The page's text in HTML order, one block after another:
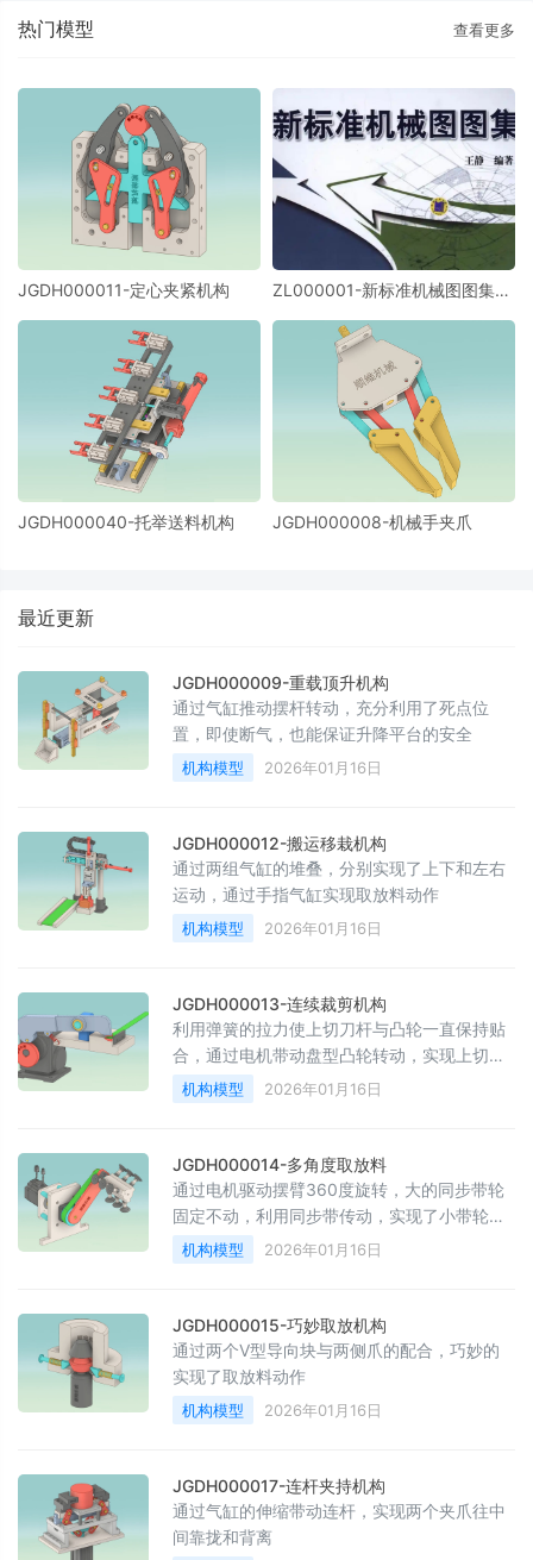
热门模型 查看更多
JGDH000011-定心夹紧机构
ZL000001-新标准机械图图集-
194个)
JGDH000040-托举送料机构 JGDH000008-机械手夹爪
最近更新
JGDH000009-重载顶升机构
通过气缸推动摆杆转动，充分利用了死点位
置，即使断气，也能保证升降平台的安全
机构模型 2026年01月16日
JGDH000012-搬运移栽机构
通过两组气缸的堆叠，分别实现了上下和左右
运动，通过手指气缸实现取放料动作
机构模型 2026年01月16日
JGDH000013-连续裁剪机构
利用弹簧的拉力使上切刀杆与凸轮一直保持贴
合，通过电机带动盘型凸轮转动，实现上切刀
执行上下的裁切动作
机构模型 2026年01月16日
JGDH000014-多角度取放料
通过电机驱动摆臂360度旋转，大的同步带轮
固定不动，利用同步带传动，实现了小带轮吸
盘轴的多角度转动
机构模型 2026年01月16日
JGDH000015-巧妙取放机构
通过两个V型导向块与两侧爪的配合，巧妙的
实现了取放料动作
机构模型 2026年01月16日
JGDH000017-连杆夹持机构
通过气缸的伸缩带动连杆，实现两个夹爪往中
间靠拢和背离